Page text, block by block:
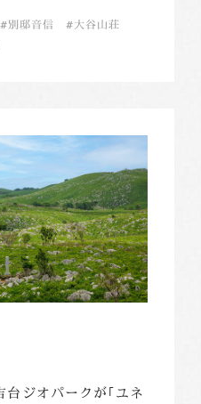
別邸音信
大谷山荘
台ジオパークが｢ユネ